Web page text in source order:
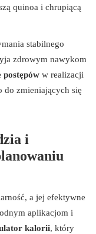
quinoa i chrupiącą
stabilnego
zdrowym nawykom
w realizacji
do zmieniających się
i
a jej efektywne
aplikacjom i
kalorii, który